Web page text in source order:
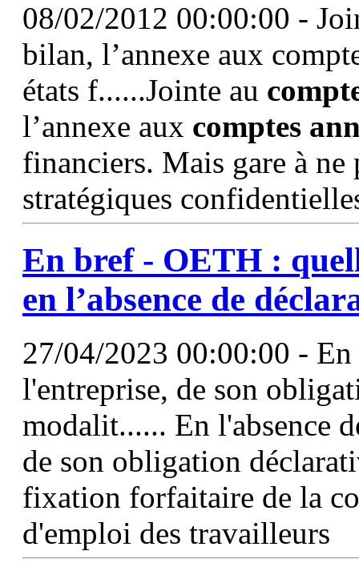
08/02/2012 00:00:00 -
bilan, l’annexe aux
états f......Jointe au
l’annexe aux comptes
financiers. Mais gare à
stratégiques
En bref - OETH :
en l’absence de
27/04/2023 00:00:00 - En
l'entreprise, de son
modalit...... En l'absence
de son obligation
fixation forfaitaire de la
d'emploi des travailleurs